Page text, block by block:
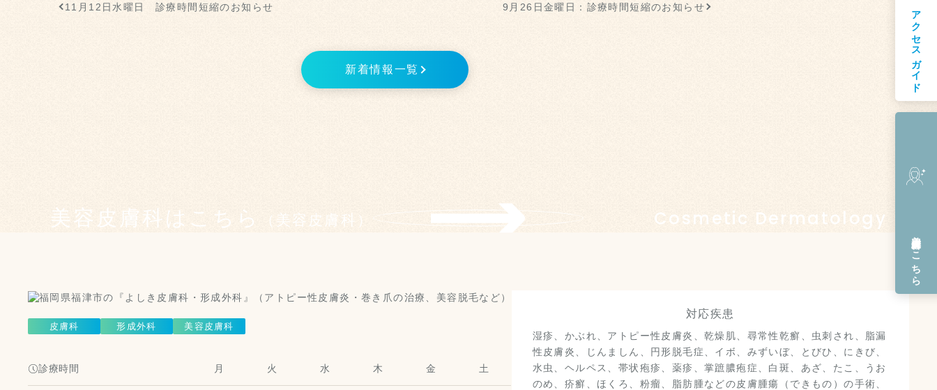
アクセスガイド
はこちら
11月12日水曜日 診療時間短縮のお知らせ 9月26日金曜日：診療時間短縮のお知らせ
新着情報一覧
美容皮膚科はこちら （美容皮膚科） Cosmetic Dermatology
皮膚科 形成外科 美容皮膚科
診療時間 月 火 水 木 金 土
対応疾患
湿疹、かぶれ、アトピー性皮膚炎、乾燥肌、尋常性乾癬、虫刺され、脂漏
性皮膚炎、じんましん、円形脱毛症、イボ、みずいぼ、とびひ、にきび、
水虫、ヘルペス、帯状疱疹、薬疹、掌蹠膿疱症、白斑、あざ、たこ、うお
のめ、疥癬、ほくろ、粉瘤、脂肪腫などの皮膚腫瘍（できもの）の手術、